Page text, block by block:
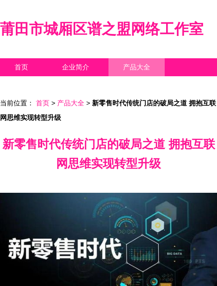
莆田市城厢区谱之盟网络工作室
首页 企业简介 产品大全
当前位置： 首页 > 产品大全 > 新零售时代传统门店的破局之道 拥抱互联
网思维实现转型升级
新零售时代传统门店的破局之道 拥抱互联
网思维实现转型升级